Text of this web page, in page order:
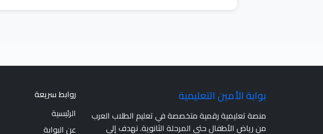
بوابة الأمين التعليمية
منصة تعليمية رقمية متخصصة في تعليم الطلاب العرب
من رياض الأطفال حتى المرحلة الثانوية. نهدف إلى
روابط سريعة
الرئيسية
عن البوابة